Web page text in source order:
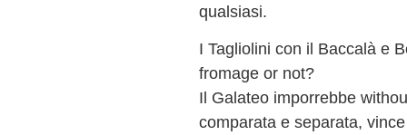
qualsiasi.
I Tagliolini con il Baccalà e
fromage or not?
Il Galateo imporrebbe
comparata e separata,